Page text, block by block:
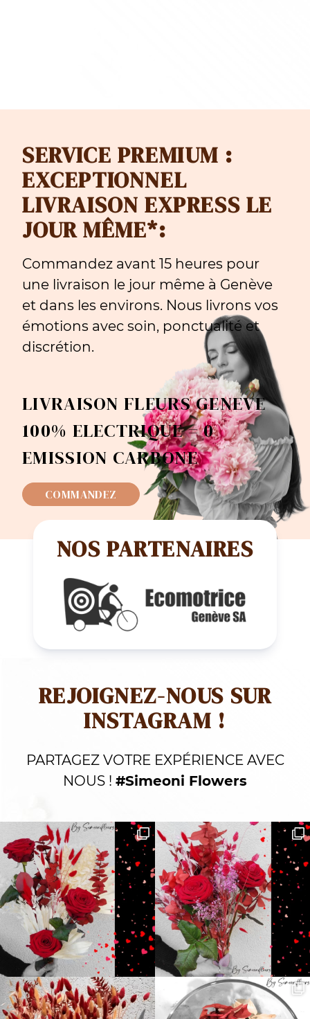
SERVICE PREMIUM :
EXCEPTIONNEL
LIVRAISON EXPRESS LE
JOUR MÊME*:
Commandez avant 15 heures pour
une livraison le jour même à Genève
et dans les environs. Nous livrons vos
émotions avec soin, ponctualité et
discrétion.
LIVRAISON FLEURS GENEVE
100% ELECTRIQUE = 0
EMISSION CARBONE
COMMANDEZ
NOS PARTENAIRES
REJOIGNEZ-NOUS SUR
INSTAGRAM !
PARTAGEZ VOTRE EXPÉRIENCE AVEC
NOUS ! #Simeoni Flowers